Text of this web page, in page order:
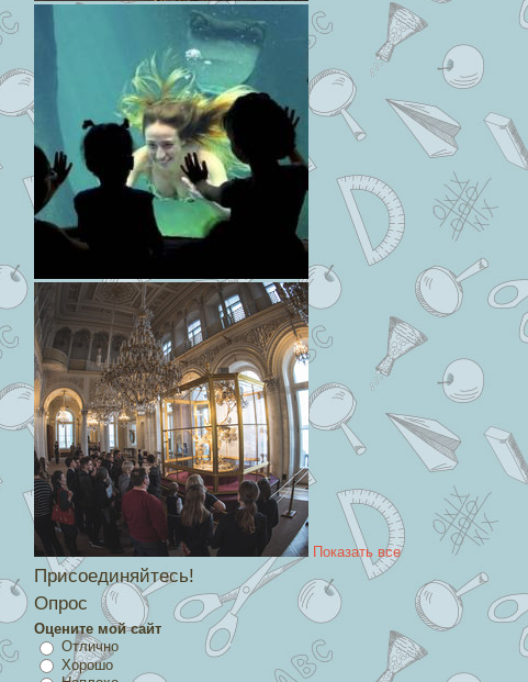
Показать все
Присоединяйтесь!
Опрос
Оцените мой сайт
Отлично
Хорошо